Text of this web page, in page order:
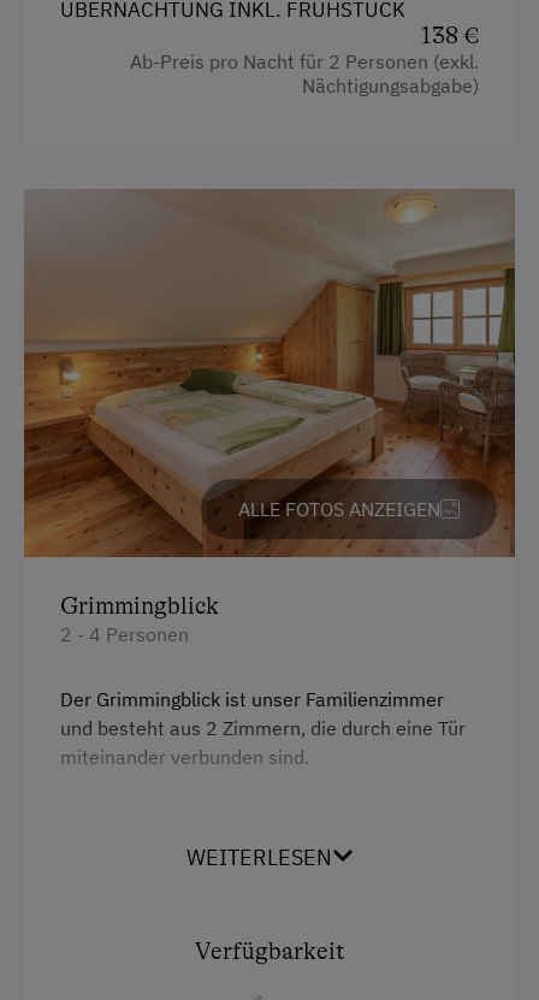
Erlebniswanderung
Erlebniswanderweg
Freibad
Golf
Hausmuseum
Heimatabend
Heimatmuseum
Hüttenabend
Jogging-Routen
Kegelbahn
Klettersteig
Kletterwald
Live Unterhaltung
ÜBERNACHTUNG INKL. FRÜHSTÜCK
138 €
Ab-Preis pro Nacht für 2 Personen (exkl.
Nächtigungsabgabe)
ALLE FOTOS ANZEIGEN
Grimmingblick
2 - 4 Personen
Der Grimmingblick ist unser Familienzimmer
und besteht aus 2 Zimmern, die durch eine Tür
miteinander verbunden sind.
WEITERLESEN
Verfügbarkeit